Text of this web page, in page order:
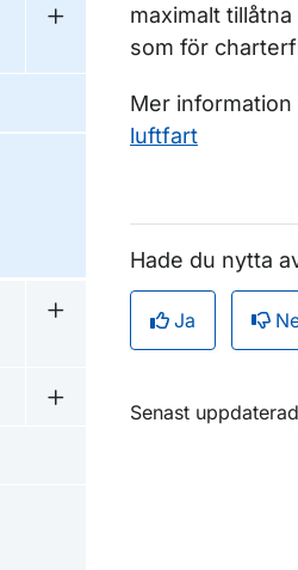
Undermeny för
Undermeny för
Undermeny för
maximalt
som för
Mer
luftfart
Hade du nytta
Ja
Om sidan
Senast